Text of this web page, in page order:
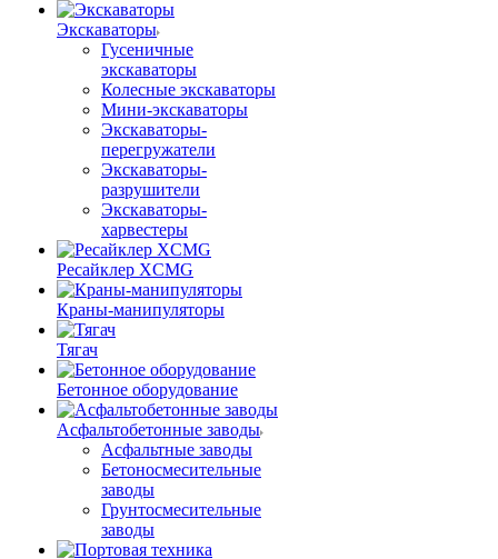
Экскаваторы
Гусеничные
экскаваторы
Колесные экскаваторы
Мини-экскаваторы
Экскаваторы-
перегружатели
Экскаваторы-
разрушители
Экскаваторы-
харвестеры
Ресайклер XCMG
Краны-манипуляторы
Тягач
Бетонное оборудование
Асфальтобетонные заводы
Асфальтные заводы
Бетоносмесительные
заводы
Грунтосмесительные
заводы